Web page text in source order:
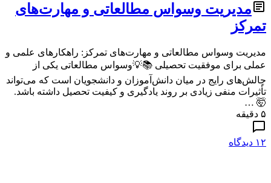
مدیریت وسواس مطالعاتی و مهارت‌های
تمرکز
مدیریت وسواس مطالعاتی و مهارت‌های تمرکز: راهکارهای علمی و
عملی برای موفقیت تحصیلی 📚💡وسواس مطالعاتی یکی از
چالش‌های رایج در میان دانش‌آموزان و دانشجویان است که می‌تواند
تأثیرات منفی زیادی بر روند یادگیری و کیفیت تحصیل داشته باشد.
🤯 …
۵ دقیقه
۱۲ دیدگاه